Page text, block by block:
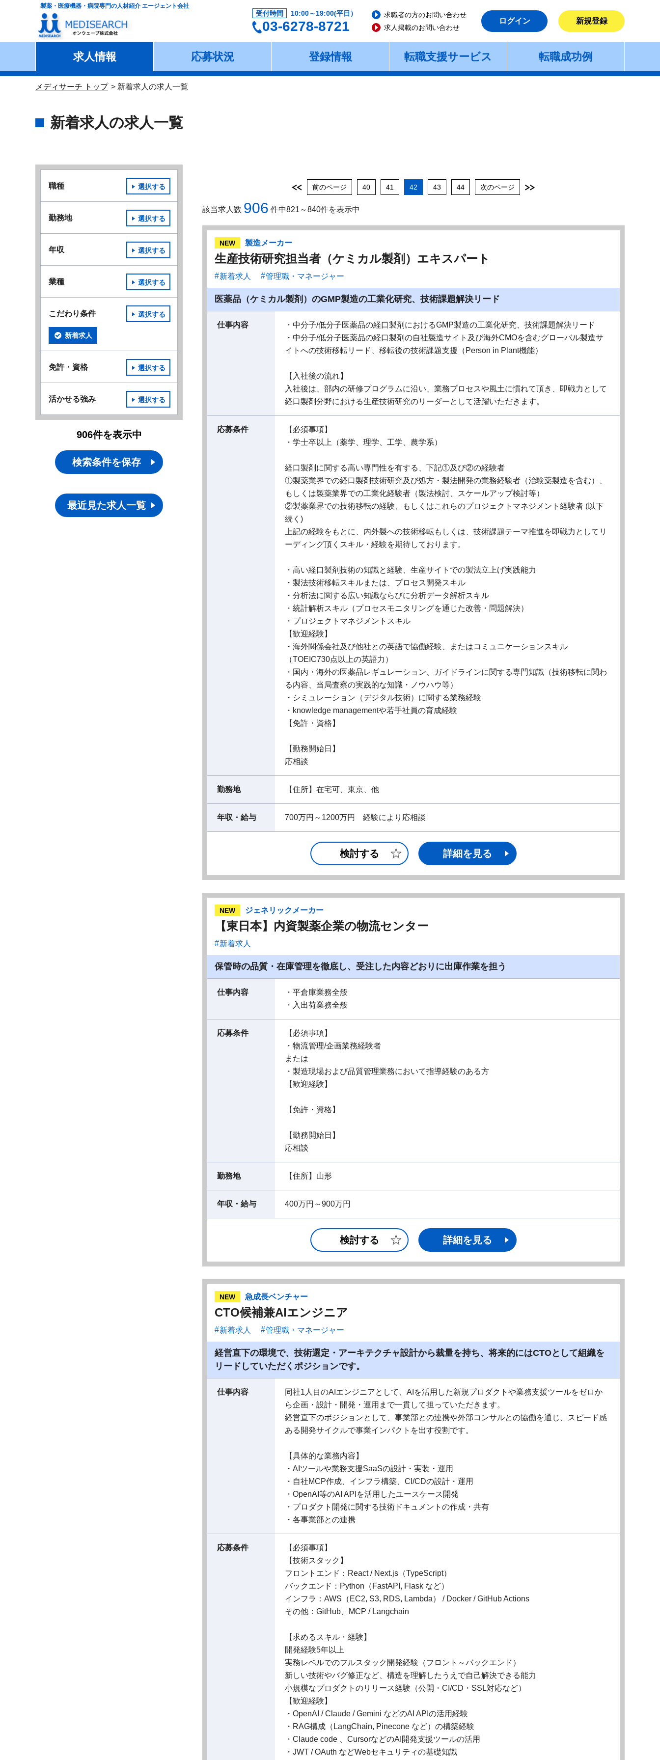
製薬・医療機器・病院専門の人材紹介 エージェント会社
受付時間 10:00～19:00(平日）
03-6278-8721
求職者の方のお問い合わせ
求人掲載のお問い合わせ
ログイン 新規登録
求人情報 応募状況 登録情報 転職支援サービス 転職成功例
メディサーチ トップ 新着求人の求人一覧
新着求人の求人一覧
前のページ 40 41 42 43 44 次のページ
該当求人数 906 件中821～840件を表示中
NEW 製造メーカー
生産技術研究担当者（ケミカル製剤）エキスパート
新着求人 管理職・マネージャー
医薬品（ケミカル製剤）のGMP製造の工業化研究、技術課題解決リード
仕事内容
・中分子/低分子医薬品の経口製剤におけるGMP製造の工業化研究、技術課題解決リード
・中分子/低分子医薬品の経口製剤の自社製造サイト及び海外CMOを含むグローバル製造サ
イトへの技術移転リード、移転後の技術課題支援（Person in Plant機能）
【入社後の流れ】
入社後は、部内の研修プログラムに沿い、業務プロセスや風土に慣れて頂き、即戦力として
経口製剤分野における生産技術研究のリーダーとして活躍いただきます。
応募条件
【必須事項】
・学士卒以上（薬学、理学、工学、農学系）
経口製剤に関する高い専門性を有する、下記①及び②の経験者
①製薬業界での経口製剤技術研究及び処方・製法開発の業務経験者（治験薬製造を含む）、
もしくは製薬業界での工業化経験者（製法検討、スケールアップ検討等）
②製薬業界での技術移転の経験、もしくはこれらのプロジェクトマネジメント経験者 (以下
続く)
上記の経験をもとに、内外製への技術移転もしくは、技術課題テーマ推進を即戦力としてリ
ーディング頂くスキル・経験を期待しております。
・高い経口製剤技術の知識と経験、生産サイトでの製法立上げ実践能力
・製法技術移転スキルまたは、プロセス開発スキル
・分析法に関する広い知識ならびに分析データ解析スキル
・統計解析スキル（プロセスモニタリングを通じた改善・問題解決）
・プロジェクトマネジメントスキル
【歓迎経験】
・海外関係会社及び他社との英語で協働経験、またはコミュニケーションスキル
（TOEIC730点以上の英語力）
・国内・海外の医薬品レギュレーション、ガイドラインに関する専門知識（技術移転に関わ
る内容、当局査察の実践的な知識・ノウハウ等）
・シミュレーション（デジタル技術）に関する業務経験
・knowledge managementや若手社員の育成経験
【免許・資格】
【勤務開始日】
応相談
勤務地 【住所】在宅可、東京、他
年収・給与 700万円～1200万円 経験により応相談
検討する 詳細を見る
NEW ジェネリックメーカー
【東日本】内資製薬企業の物流センター
新着求人
保管時の品質・在庫管理を徹底し、受注した内容どおりに出庫作業を担う
仕事内容
・平倉庫業務全般
・入出荷業務全般
応募条件
【必須事項】
・物流管理/企画業務経験者
または
・製造現場および品質管理業務において指導経験のある方
【歓迎経験】
【免許・資格】
【勤務開始日】
応相談
勤務地 【住所】山形
年収・給与 400万円～900万円
検討する 詳細を見る
NEW 急成長ベンチャー
CTO候補兼AIエンジニア
新着求人 管理職・マネージャー
経営直下の環境で、技術選定・アーキテクチャ設計から裁量を持ち、将来的にはCTOとして組織を
リードしていただくポジションです。
仕事内容
同社1人目のAIエンジニアとして、AIを活用した新規プロダクトや業務支援ツールをゼロか
ら企画・設計・開発・運用まで一貫して担っていただきます。
経営直下のポジションとして、事業部との連携や外部コンサルとの協働を通じ、スピード感
ある開発サイクルで事業インパクトを出す役割です。
【具体的な業務内容】
・AIツールや業務支援SaaSの設計・実装・運用
・自社MCP作成、インフラ構築、CI/CDの設計・運用
・OpenAI等のAI APIを活用したユースケース開発
・プロダクト開発に関する技術ドキュメントの作成・共有
・各事業部との連携
応募条件
【必須事項】
【技術スタック】
フロントエンド：React / Next.js（TypeScript）
バックエンド：Python（FastAPI, Flask など）
インフラ：AWS（EC2, S3, RDS, Lambda） / Docker / GitHub Actions
その他：GitHub、MCP / Langchain
【求めるスキル・経験】
開発経験5年以上
実務レベルでのフルスタック開発経験（フロント～バックエンド）
新しい技術やバグ修正など、構造を理解したうえで自己解決できる能力
小規模なプロダクトのリリース経験（公開・CI/CD・SSL対応など）
【歓迎経験】
・OpenAI / Claude / Gemini などのAI APIの活用経験
・RAG構成（LangChain, Pinecone など）の構築経験
・Claude code 、CursorなどのAI開発支援ツールの活用
・JWT / OAuth などWebセキュリティの基礎知識
職種 選択する
勤務地 選択する
年収 選択する
業種 選択する
こだわり条件 選択する
新着求人
免許・資格 選択する
活かせる強み 選択する
906件を表示中
検索条件を保存
最近見た求人一覧